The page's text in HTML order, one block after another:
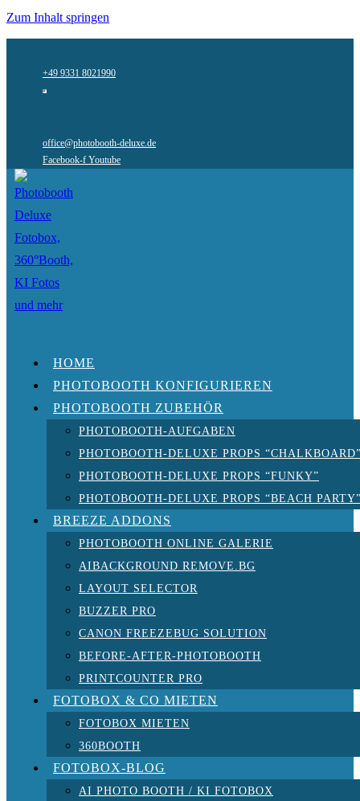
Zum Inhalt springen
+49 9331 8021990
office@photobooth-deluxe.de
Facebook-f Youtube
HOME
PHOTOBOOTH KONFIGURIEREN
PHOTOBOOTH ZUBEHÖR
PHOTOBOOTH-AUFGABEN
PHOTOBOOTH-DELUXE PROPS
PHOTOBOOTH-DELUXE PROPS “FUNKY”
PHOTOBOOTH-DELUXE PROPS “BEACH
BREEZE ADDONS
PHOTOBOOTH ONLINE GALERIE
AIBACKGROUND REMOVE.BG
LAYOUT SELECTOR
BUZZER PRO
CANON FREEZEBUG SOLUTION
BEFORE-AFTER-PHOTOBOOTH
PRINTCOUNTER PRO
FOTOBOX & CO MIETEN
FOTOBOX MIETEN
360BOOTH
FOTOBOX-BLOG
AI PHOTO BOOTH / KI FOTOBOX